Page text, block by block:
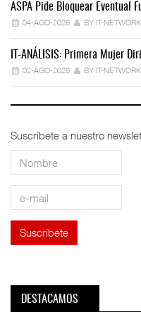
ASPA Pide Bloquear Eventual
04-AGO-2026 BY IT-NETWORK
IT-ANÁLISIS: Primera Mujer
02-AGO-2026 BY IT-NETWORK
Suscríbete a nuestro
DESTACAMOS